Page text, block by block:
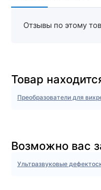
Отзывы по этому
Товар
Преобразователи для
Возможно вас
Ультразвуковые